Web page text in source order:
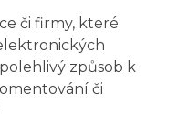
či firmy, které
způsob k
či